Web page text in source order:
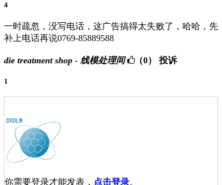
4
一时疏忽，没写电话，这广告搞得太失败了，哈哈，先
补上电话再说0769-85889588
die treatment shop - 线模处理间 （0） 投诉
1
你需要登录才能发表， 点击登录。